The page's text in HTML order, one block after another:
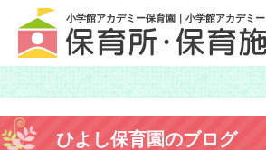
小学館アカデミー保育園｜小学館アカデミー
ひよし保育園のブログ